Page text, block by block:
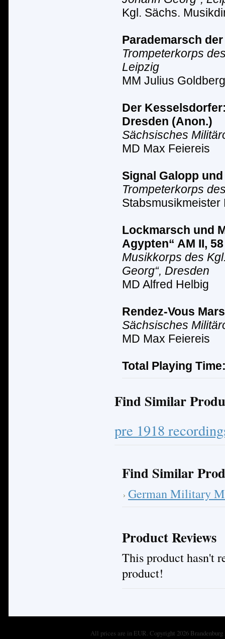
Kgl. Sächs.
Parademarsch
Trompeterkorps
Leipzig
MM Julius Goldberg
Der
Dresden (Anon.)
Sächsisches Militä
MD Max Feiereis
Signal Galopp
Trompeterkorps
Stabsmusikmeister
Lockmarsch und
Agypten“ AM II,
Musikkorps des
Georg“, Dresden
MD Alfred Helbig
Rendez-Vous
Sächsisches Militä
MD Max Feiereis
Total Playing
Find Similar
pre 1918
Find Similar
German Military
Product Reviews
This product hasn't
product!
All prices are in EUR. Copyright 2026